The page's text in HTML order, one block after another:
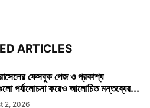
ARTICLES
ফেসবুক পেজ ও প্রকাশ্য
পর্যালোচনা করেও আলোচিত মন্তব্যের...
2, 2026